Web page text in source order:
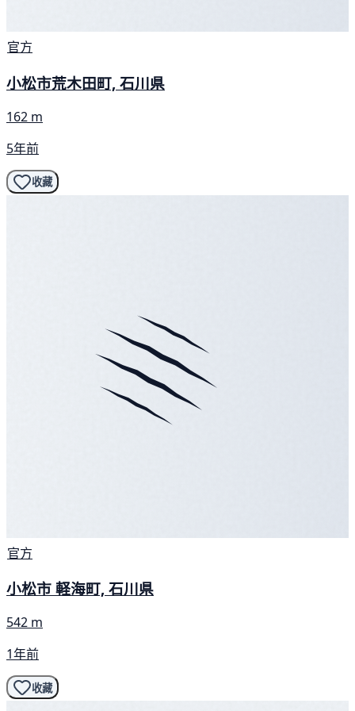
官方
小松市荒木田町, 石川県
162 m
5年前
收藏
官方
小松市 軽海町, 石川県
542 m
1年前
收藏